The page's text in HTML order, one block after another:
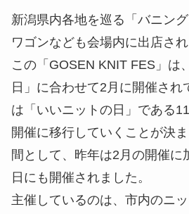
新潟県内各地を巡る「バニン
ワゴンなども会場内に出店され
この「GOSEN KNIT FES」は
日」に合わせて2月に開催され
は「いいニットの日」である
開催に移行していくことが決
間として、昨年は2月の開催に
日にも開催されました。
主催しているのは、市内のニ